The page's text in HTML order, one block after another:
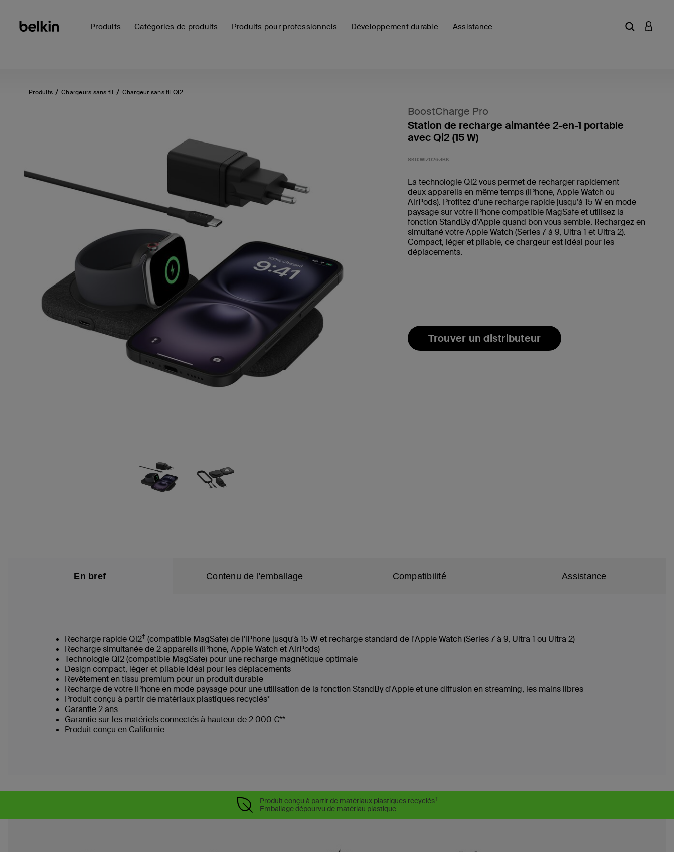
Produits Catégories de produits Produits pour professionnels Développement durable Assistance Saisir un
Produits Chargeurs sans fil Chargeur sans fil Qi2
BoostCharge Pro
Station de recharge aimantée 2-en-1 portable
avec Qi2 (15 W)
SKU:WIZ026vfBK
La technologie Qi2 vous permet de recharger rapidement
deux appareils en même temps (iPhone, Apple Watch ou
AirPods). Profitez d'une recharge rapide jusqu'à 15 W en mode
paysage sur votre iPhone compatible MagSafe et utilisez la
fonction StandBy d'Apple quand bon vous semble. Rechargez en
simultané votre Apple Watch (Series 7 à 9, Ultra 1 et Ultra 2).
Compact, léger et pliable, ce chargeur est idéal pour les
déplacements.
Trouver un distributeur
En bref Contenu de l'emballage Compatibilité Assistance
Recharge rapide Qi2† (compatible MagSafe) de l'iPhone jusqu'à 15 W et recharge standard de l'Apple Watch (Series 7 à 9, Ultra 1 ou Ultra 2)
Recharge simultanée de 2 appareils (iPhone, Apple Watch et AirPods)
Technologie Qi2 (compatible MagSafe) pour une recharge magnétique optimale
Design compact, léger et pliable idéal pour les déplacements
Revêtement en tissu premium pour un produit durable
Recharge de votre iPhone en mode paysage pour une utilisation de la fonction StandBy d'Apple et une diffusion en streaming, les mains libres
Produit conçu à partir de matériaux plastiques recyclés*
Garantie 2 ans
Garantie sur les matériels connectés à hauteur de 2 000 €**
Produit conçu en Californie
Produit conçu à partir de matériaux plastiques recyclés†
Emballage dépourvu de matériau plastique